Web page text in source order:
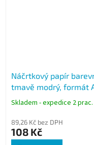
Náčrtkový papír
tmavě modrý, formát
80g, 100 listů
Skladem - expedice 2
89,26 Kč bez DPH
108 Kč